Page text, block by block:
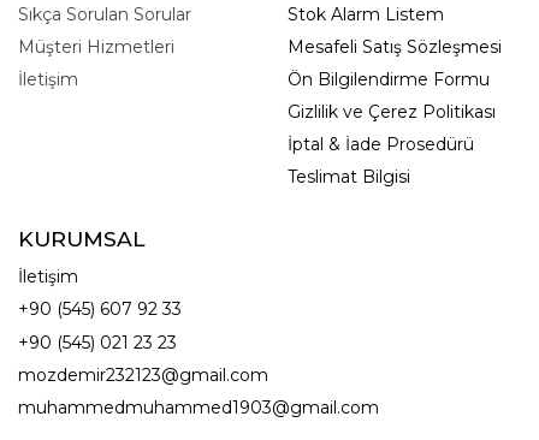
Sıkça Sorulan Sorular
Müşteri Hizmetleri
İletişim
Stok Alarm Listem
Mesafeli Satış Sözleşmesi
Ön Bilgilendirme Formu
Gizlilik ve Çerez Politikası
İptal & İade Prosedürü
Teslimat Bilgisi
KURUMSAL
İletişim
+90 (545) 607 92 33
+90 (545) 021 23 23
mozdemir232123@gmail.com
muhammedmuhammed1903@gmail.com